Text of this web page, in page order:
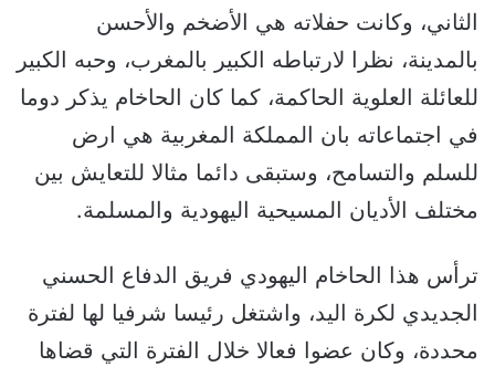
الثاني، وكانت حفلاته هي الأضخم والأحسن
بالمدينة، نظرا لارتباطه الكبير بالمغرب، وحبه الكبير
للعائلة العلوية الحاكمة، كما كان الحاخام يذكر دوما
في اجتماعاته بان المملكة المغربية هي ارض
للسلم والتسامح، وستبقى دائما مثالا للتعايش بين
مختلف الأديان المسيحية اليهودية والمسلمة.
ترأس هذا الحاخام اليهودي فريق الدفاع الحسني
الجديدي لكرة اليد، واشتغل رئيسا شرفيا لها لفترة
محددة، وكان عضوا فعالا خلال الفترة التي قضاها